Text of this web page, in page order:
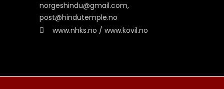
norgeshindu@gmail.com,
post@hindutemple.no
www.nhks.no / www.kovil.no